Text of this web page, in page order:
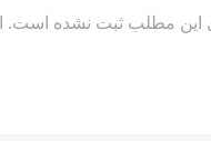
این مطلب ثبت نشده است.